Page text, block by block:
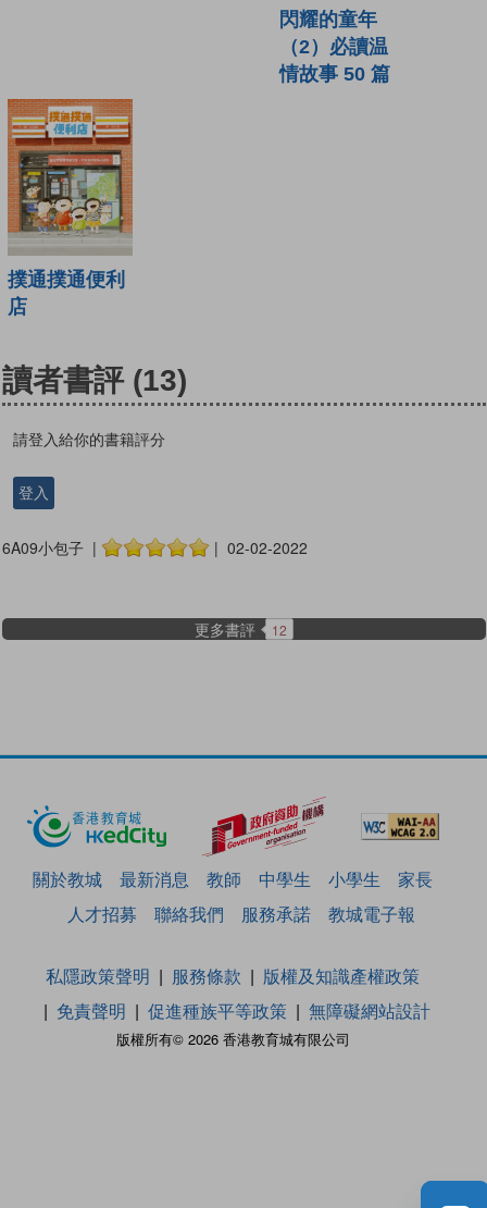
閃耀的童年
（2）必讀温
情故事 50 篇
撲通撲通便利
店
讀者書評 (13)
請登入給你的書籍評分
登入
6A09小包子 | | 02-02-2022
更多書評 12
關於教城 最新消息 教師 中學生 小學生
家長
人才招募
聯絡我們 服務承諾 教城電子報
版權所有© 2026 香港教育城有限公司
私隱政策聲明 服務條款
版權及知識產權政策
免責聲明
促進種族平等政策 無障礙網站設計